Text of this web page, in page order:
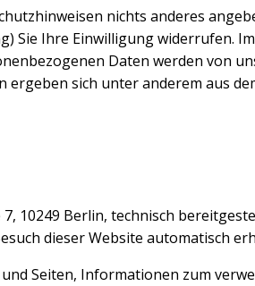
nichts anderes
Sie Ihre Einwilligung widerrufen.
Daten werden von
sich unter anderem aus
10249 Berlin, technisch
dieser Website automatisch
Seiten, Informationen zum